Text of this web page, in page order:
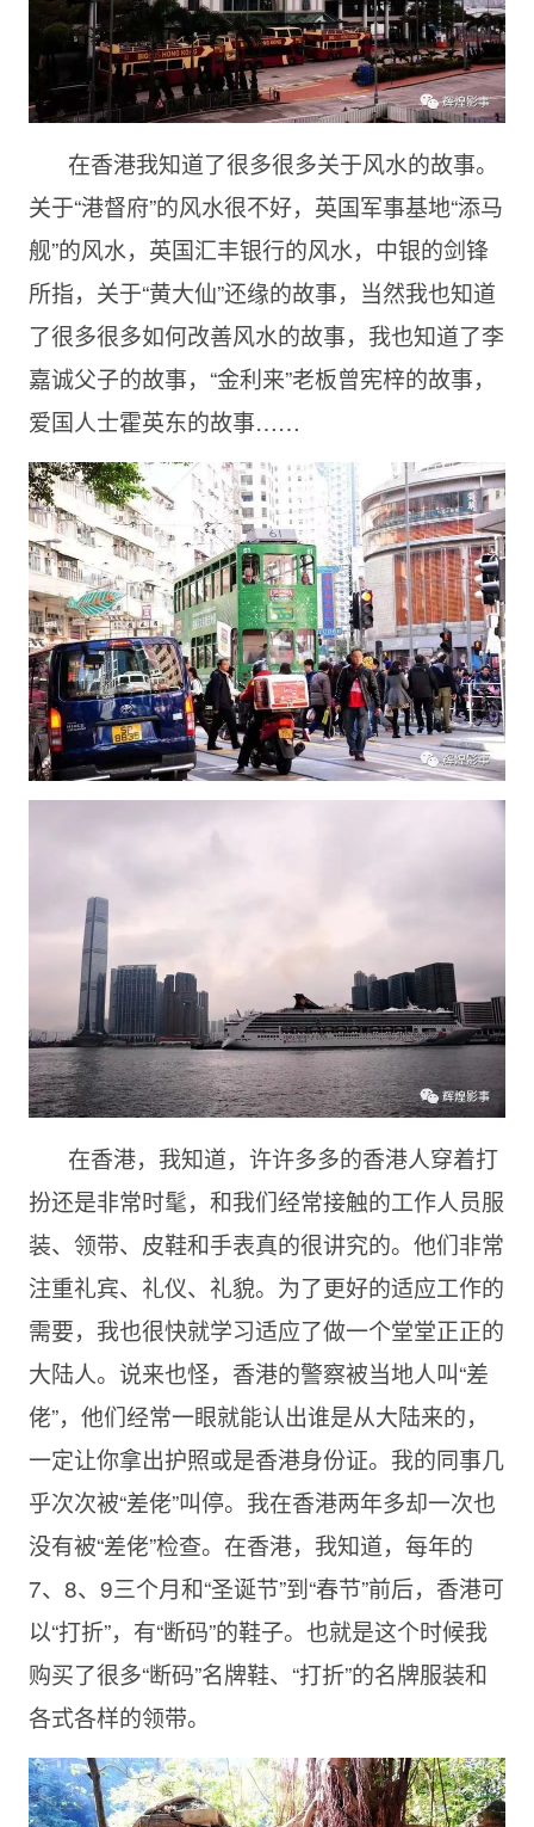
在香港我知道了很多很多关于风水的故事。
关于“港督府”的风水很不好，英国军事基地“添马
舰”的风水，英国汇丰银行的风水，中银的剑锋
所指，关于“黄大仙”还缘的故事，当然我也知道
了很多很多如何改善风水的故事，我也知道了李
嘉诚父子的故事，“金利来”老板曾宪梓的故事，
爱国人士霍英东的故事……
在香港，我知道，许许多多的香港人穿着打
扮还是非常时髦，和我们经常接触的工作人员服
装、领带、皮鞋和手表真的很讲究的。他们非常
注重礼宾、礼仪、礼貌。为了更好的适应工作的
需要，我也很快就学习适应了做一个堂堂正正的
大陆人。说来也怪，香港的警察被当地人叫“差
佬”，他们经常一眼就能认出谁是从大陆来的，
一定让你拿出护照或是香港身份证。我的同事几
乎次次被“差佬”叫停。我在香港两年多却一次也
没有被“差佬”检查。在香港，我知道，每年的
7、8、9三个月和“圣诞节”到“春节”前后，香港可
以“打折”，有“断码”的鞋子。也就是这个时候我
购买了很多“断码”名牌鞋、“打折”的名牌服装和
各式各样的领带。